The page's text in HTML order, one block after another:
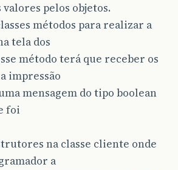
valores pelos objetos.
métodos para realizar a
tela dos
método terá que receber os
impressão
mensagem do tipo boolean
foi
na classe cliente onde
a